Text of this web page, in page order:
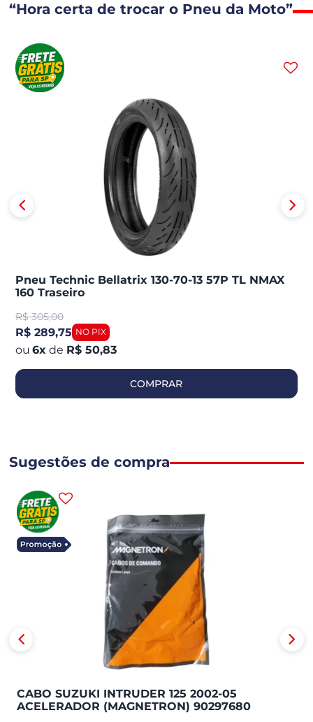
“Hora certa de trocar o Pneu da Moto”
Pneu Technic Bellatrix 130-70-13 57P TL NMAX
160 Traseiro
R$ 305,00
R$ 289,75
6x de R$ 50,83
COMPRAR
Sugestões de compra
CABO SUZUKI INTRUDER 125 2002-05
ACELERADOR (MAGNETRON) 90297680